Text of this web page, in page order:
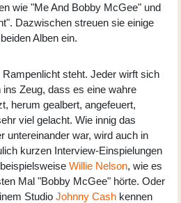
wie "Me And Bobby McGee" und
Dazwischen streuen sie einige
Alben ein.
steht. Jeder wirft sich
Zeug, dass es eine wahre
herum gealbert, angefeuert,
viel gelacht. Wie innig das
untereinander war, wird auch in
kurzen Interview-Einspielungen
Willie Nelson, wie es
Mal "Bobby McGee" hörte. Oder
Studio Johnny Cash kennen